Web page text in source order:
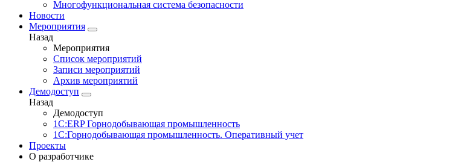
Многофункциональная система безопасности
Новости
Мероприятия
Назад
Мероприятия
Список мероприятий
Записи мероприятий
Архив мероприятий
Демодоступ
Назад
Демодоступ
1С:ERP Горнодобывающая промышленность
1С:Горнодобывающая промышленность. Оперативный учет
Проекты
О разработчике